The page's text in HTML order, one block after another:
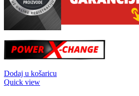
Dodaj u košaricu
Quick view